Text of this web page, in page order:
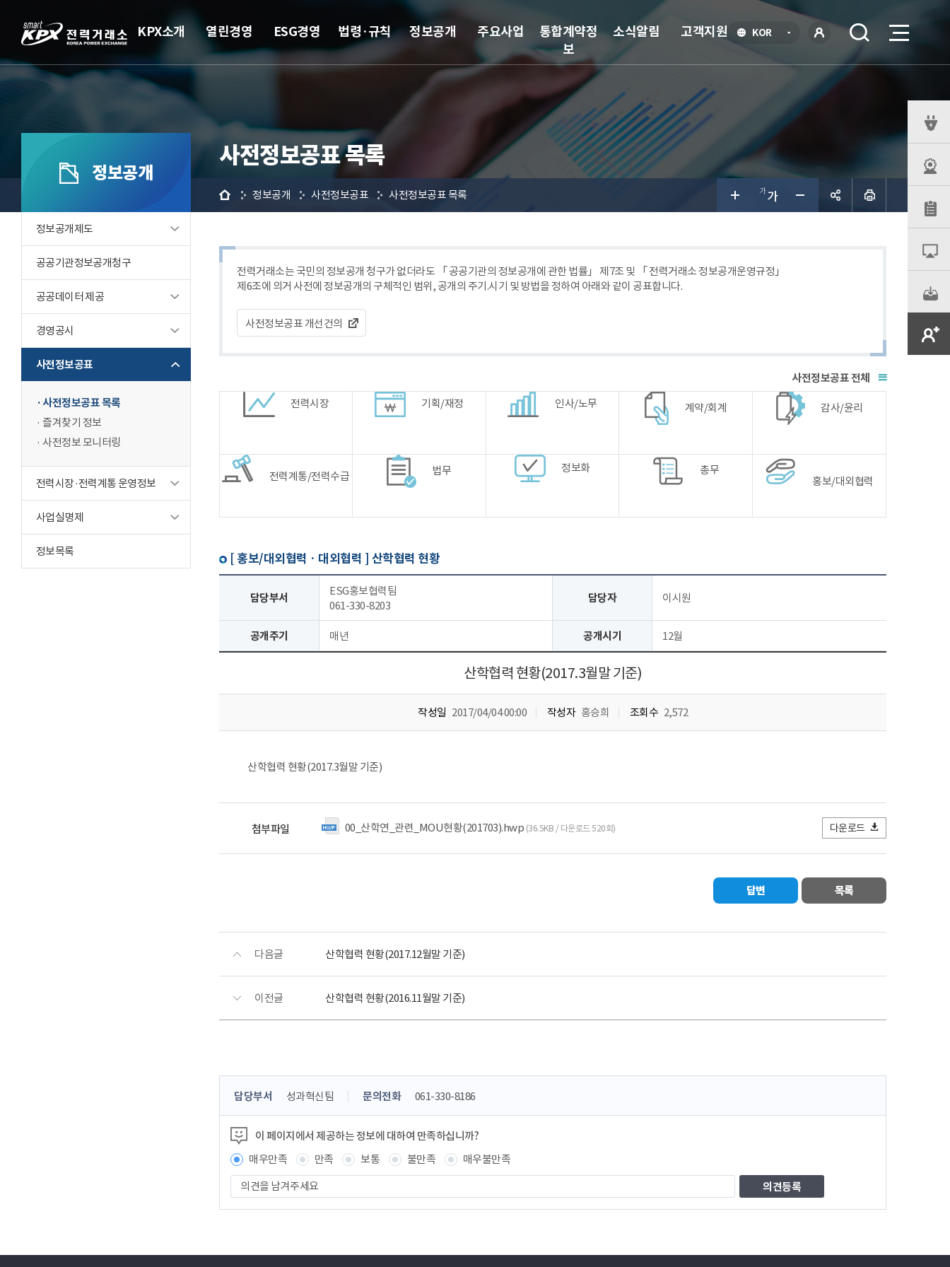
KOR언
그인
KPX소개 열린경영 ESG경영 법령·규칙 정보공개 주요사업
통합계약정
보
소식알림 고객지원
정보공개
정보공개제도
공공기관정보공개청구
공공데이터 제공
경영공시
사전정보공표
사전정보공표 목록
즐겨찾기 정보
사전정보 모니터링
전력시장·전력계통 운영정보
사업실명제
정보목록
사전정보공표 목록
홈 정보공개 사전정보공표 사전정보공표 목록
전력거래소는 국민의 정보공개 청구가 없더라도 「 공공기관의 정보공개에 관한 법률」 제7조 및 「 전력거래소 정보공개운영규정」
제6조에 의거 사전에 정보공개의 구체적인 범위, 공개의 주기.시기 및 방법을 정하여 아래와 같이 공표합니다.
사전정보공표 개선건의
전체
전력시장
기획/재정 인사/노무 계약/회계 감사/윤리
전력계통/전력수급 법무 정보화 총무
홍보/대외협력
[ 홍보/대외협력 · 대외협력 ] 산학협력 현황
담당부서
ESG홍보협력팀
061-330-8203
담당자 이시원
공개주기 매년 공개시기 12월
산학협력 현황(2017.3월말 기준)
작성일 2017/04/04 00:00 작성자 홍승희 조회수 2,572
산학협력 현황(2017.3월말 기준)
첨부파일 00_산학연_관련_MOU현황(201703).hwp (36.5KB / 다운로드 520회) 다운로드
답변 목록
다음글 산학협력 현황(2017.12월말 기준)
이전글 산학협력 현황(2016.11월말 기준)
콘
츠
정
보
책
임
자
담당부서 성과혁신팀 문의전화 061-330-8186
이 페이지에서 제공하는 정보에 대하여 만족하십니까?
매우만족
만족 보통 불만족
매우불만족
견
을
주
뉴